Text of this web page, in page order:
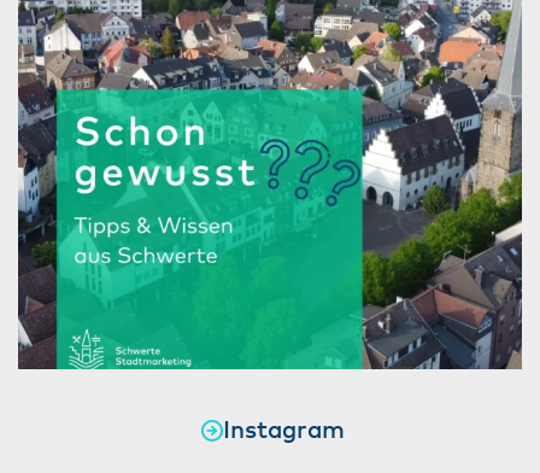
Instagram